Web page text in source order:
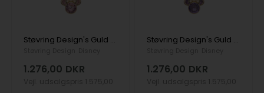
Støvring Design's Guld halskæde
1.276,00 DKR
Støvring Design's Guld halskæde
1.276,00 DKR